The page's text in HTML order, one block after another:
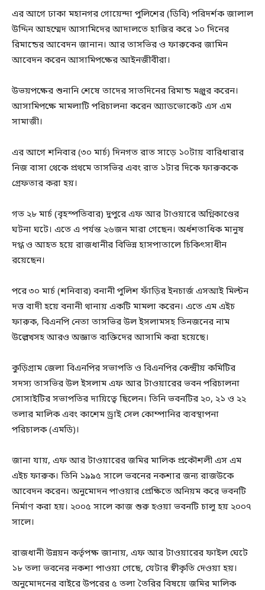
এর আগে ঢাকা মহানগর গোয়েন্দা পুলিশের (ডিবি) পরিদর্শক জালাল
উদ্দিন আহম্মেদ আসামিদের আদালতে হাজির করে ১০ দিনের
রিমান্ডের আবেদন জানান। আর তাসভির ও ফারুকের জামিন
আবেদন করেন আসামিপক্ষের আইনজীবীরা।
উভয়পক্ষের শুনানি শেষে তাদের সাতদিনের রিমান্ড মঞ্জুর করেন।
আসামিপক্ষে মামলাটি পরিচালনা করেন অ্যাডভোকেট এস এম
সামাজী।
এর আগে শনিবার (৩০ মার্চ) দিনগত রাত সাড়ে ১০টায় বারিধারার
নিজ বাসা থেকে প্রথমে তাসভির এবং রাত ১টার দিকে ফারুককে
গ্রেফতার করা হয়।
গত ২৮ মার্চ (বৃহস্পতিবার) দুপুরে এফ আর টাওয়ারে অগ্নিকাণ্ডের
ঘটনা ঘটে। এতে এ পর্যন্ত ২৬জন মারা গেছেন। অর্ধশতাধিক মানুষ
দগ্ধ ও আহত হয়ে রাজধানীর বিভিন্ন হাসপাতালে চিকিৎসাধীন
রয়েছেন।
পরে ৩০ মার্চ (শনিবার) বনানী পুলিশ ফাঁড়ির ইনচার্জ এসআই মিল্টন
দত্ত বাদী হয়ে বনানী থানায় একটি মামলা করেন। এতে এম এইচ
ফারুক, বিএনপি নেতা তাসভির উল ইসলামসহ তিনজনের নাম
উল্লেখসহ আরও অজ্ঞাত ব্যক্তিদের আসামি করা হয়েছে।
কুড়িগ্রাম জেলা বিএনপির সভাপতি ও বিএনপির কেন্দ্রীয় কমিটির
সদস্য তাসভির উল ইসলাম এফ আর টাওয়ারের ভবন পরিচালনা
সোসাইটির সভাপতির দায়িত্বে ছিলেন। তিনি ভবনটির ২০, ২১ ও ২২
তলার মালিক এবং কাশেম ড্রাই সেল কোম্পানির ব্যবস্থাপনা
পরিচালক (এমডি)।
জানা যায়, এফ আর টাওয়ারের জমির মালিক প্রকৌশলী এস এম
এইচ ফারুক। তিনি ১৯৯৫ সালে ভবনের নকশার জন্য রাজউকে
আবেদন করেন। অনুমোদন পাওয়ার প্রেক্ষিতে অনিয়ম করে ভবনটি
নির্মাণ করা হয়। ২০০৫ সালে কাজ শুরু হওয়া ভবনটি চালু হয় ২০০৭
সালে।
রাজধানী উন্নয়ন কর্তৃপক্ষ জানায়, এফ আর টাওয়ারের ফাইল ঘেটে
১৮ তলা ভবনের নকশা পাওয়া গেছে, যেটার স্বীকৃতি দেওয়া হয়।
অনুমোদনের বাইরে উপরের ৫ তলা তৈরির বিষয়ে জমির মালিক